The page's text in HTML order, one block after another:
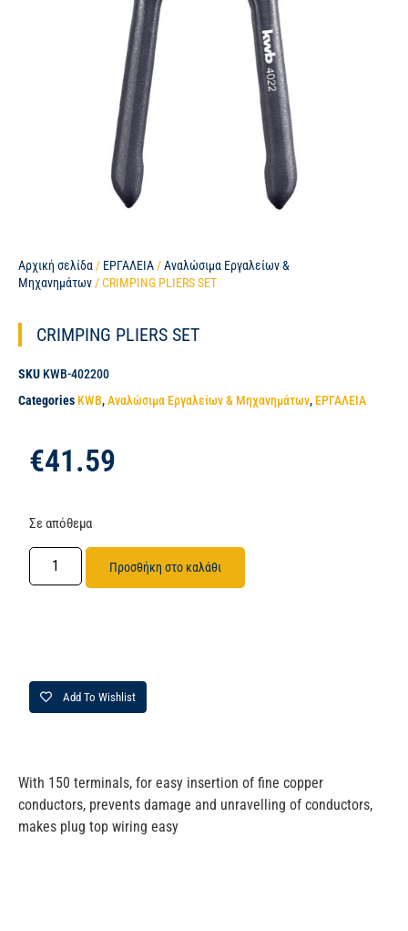
Αρχική σελίδα / ΕΡΓΑΛΕΙΑ /Αναλώσιμα Εργαλείων &
Μηχανημάτων / CRIMPING PLIERS SET
CRIMPING PLIERS SET
SKU KWB-402200
Categories KWB,Αναλώσιμα Εργαλείων & Μηχανημάτων, ΕΡΓΑΛΕΙΑ
€41.59
Σε απόθεμα
Προσθήκη στο καλάθι
Add To Wishlist
With 150 terminals, for easy insertion of fine copper
conductors, prevents damage and unravelling of conductors,
makes plug top wiring easy